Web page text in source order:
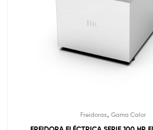
Freidoras, Gama Calor